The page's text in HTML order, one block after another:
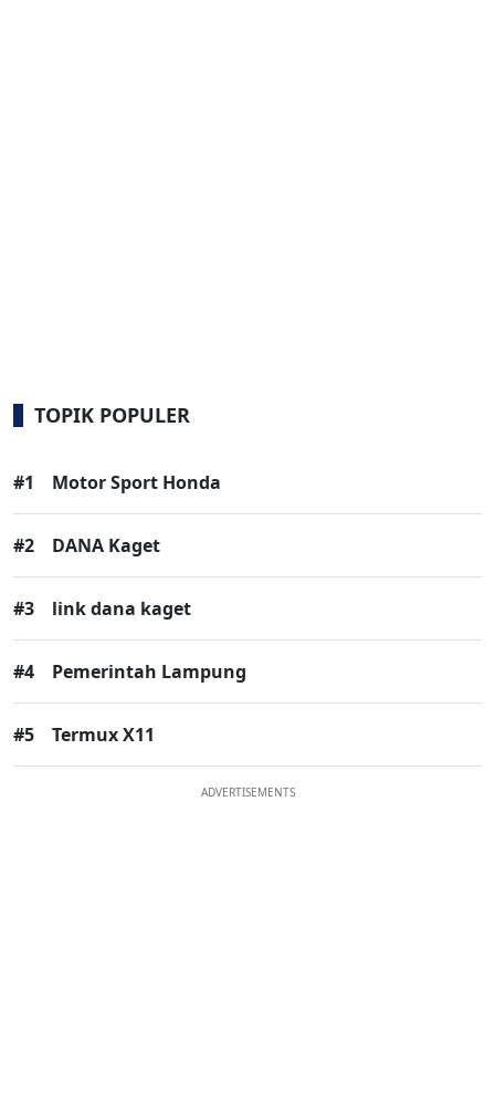
TOPIK POPULER
#1 Motor Sport Honda
#2 DANA Kaget
#3 link dana kaget
#4 Pemerintah Lampung
#5 Termux X11
ADVERTISEMENTS